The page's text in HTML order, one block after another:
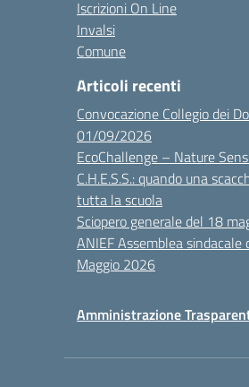
Iscrizioni On Line
Invalsi
Comune
Articoli recenti
Convocazione Collegio dei
01/09/2026
EcoChallenge – Nature
C.H.E.S.S.: quando una
tutta la scuola
Sciopero generale del 18
ANIEF Assemblea sindacale
Maggio 2026
Amministrazione